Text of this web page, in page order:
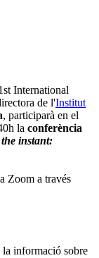
International
de l'Institut
, participarà en el
la conferència
instant:
Zoom a través
informació sobre